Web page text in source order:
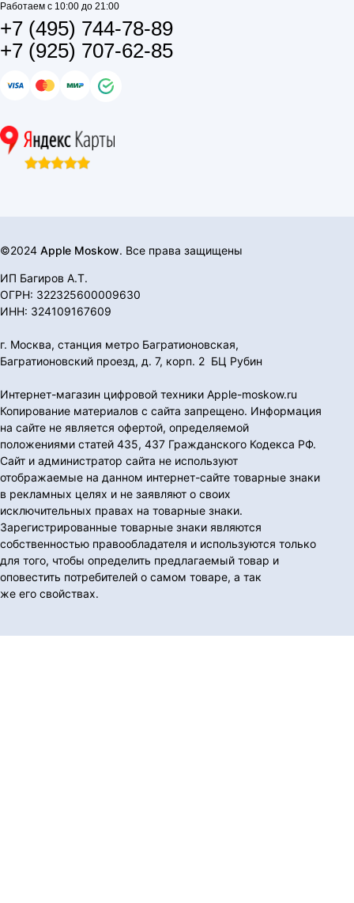
Работаем с 10:00 до 21:00
+7 (495) 744-78-89
+7 (925) 707-62-85
©2024 Apple Moskow. Все права защищены
ИП Багиров А.Т.
ОГРН: 322325600009630
ИНН: 324109167609
г. Москва, станция метро Багратионовская,
Багратионовский проезд, д. 7, корп. 2 БЦ Рубин
Интернет-магазин цифровой техники Apple-moskow.ru
Копирование материалов с сайта запрещено. Информация
на сайте не является офертой, определяемой
положениями статей 435, 437 Гражданского Кодекса РФ.
Сайт и администратор сайта не используют
отображаемые на данном интернет-сайте товарные знаки
в рекламных целях и не заявляют о своих
исключительных правах на товарные знаки.
Зарегистрированные товарные знаки являются
собственностью правообладателя и используются только
для того, чтобы определить предлагаемый товар и
оповестить потребителей о самом товаре, а так
же его свойствах.